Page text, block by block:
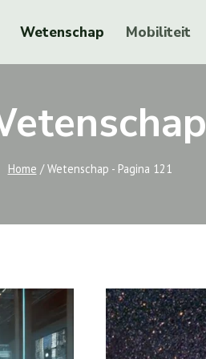
Wetenschap Mobiliteit
Home / Wetenschap - Pagina 121